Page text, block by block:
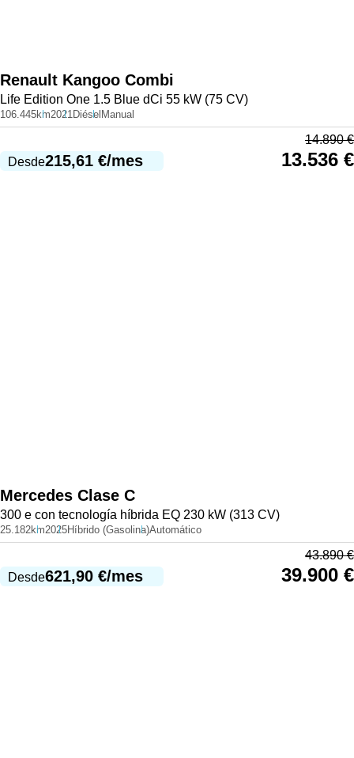
Renault Kangoo Combi
Life Edition One 1.5 Blue dCi 55 kW (75 CV)
106.445km2021 DiéselManual
Desde215,61 €/mes
14.890€
13.536 €
Mercedes Clase C
300 e con tecnología híbrida EQ 230 kW (313 CV)
25.182km2025Híbrido (Gasolina)Automático
Desde621,90 €/mes
43.890€
39.900 €